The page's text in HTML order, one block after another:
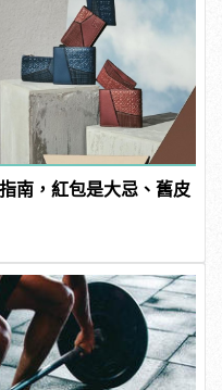
南，紅包是大忌、舊皮